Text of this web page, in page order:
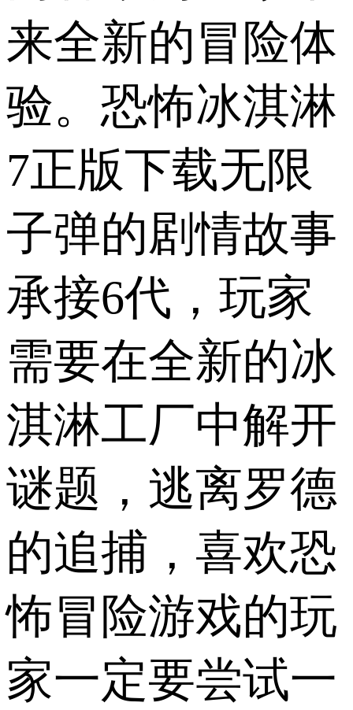
来全新的冒险体
验。恐怖冰淇淋
7正版下载无限
子弹的剧情故事
承接6代，玩家
需要在全新的冰
淇淋工厂中解开
谜题，逃离罗德
的追捕，喜欢恐
怖冒险游戏的玩
家一定要尝试一